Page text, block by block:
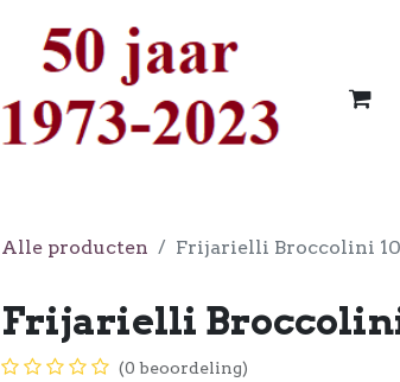
Alle producten Frijarielli Broccolini
Frijarielli Broccolini
(0 beoordeling)